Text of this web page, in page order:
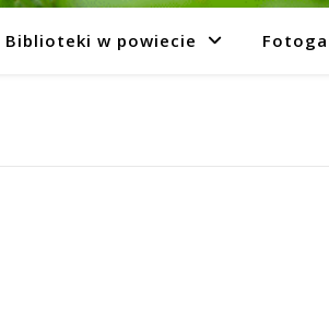
Biblioteki w powiecie